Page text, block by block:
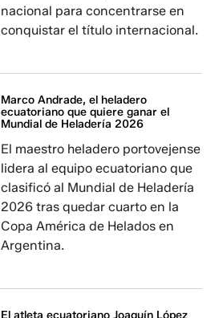
nacional para concentrarse en
conquistar el título internacional.
Marco Andrade, el heladero
ecuatoriano que quiere ganar el
Mundial de Heladería 2026
El maestro heladero portovejense
lidera al equipo ecuatoriano que
clasificó al Mundial de Heladería
2026 tras quedar cuarto en la
Copa América de Helados en
Argentina.
El atleta ecuatoriano Joaquín López